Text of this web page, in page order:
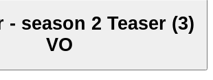
- season 2 Teaser (3)
VO